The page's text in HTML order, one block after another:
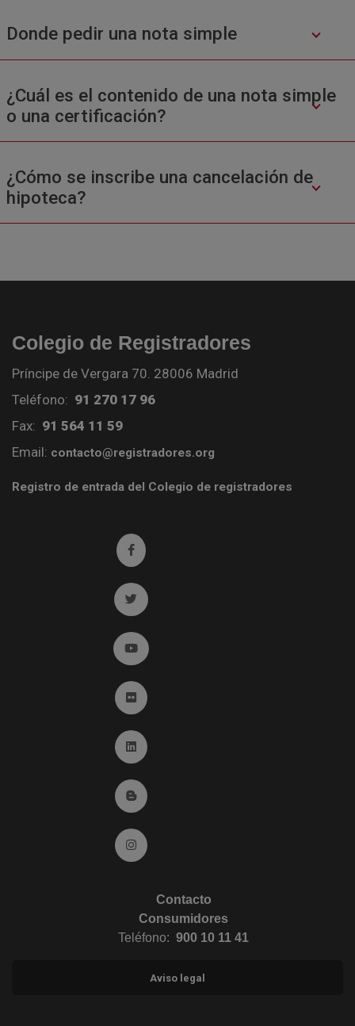
Donde pedir una nota simple
¿Cuál es el contenido de una nota simple
o una certificación?
¿Cómo se inscribe una cancelación de
hipoteca?
Colegio de Registradores
Príncipe de Vergara 70. 28006 Madrid
Teléfono: 91 270 17 96
Fax: 91 564 11 59
Email: contacto@registradores.org
Registro de entrada del Colegio de registradores
Ir a facebook (abre en ventana nueva)
Ir a twitter (abre en ventana nueva)
Ir a YouTube (abre en ventana nueva)
Ir a Flickr (abre en ventana nueva)
Ir a Linkedin (abre en ventana nueva)
Ir al Blog (abre en ventana nueva)
Ir a Instagram (abre en ventana nueva)
Contacto
Consumidores
Teléfono: 900 10 11 41
Aviso legal